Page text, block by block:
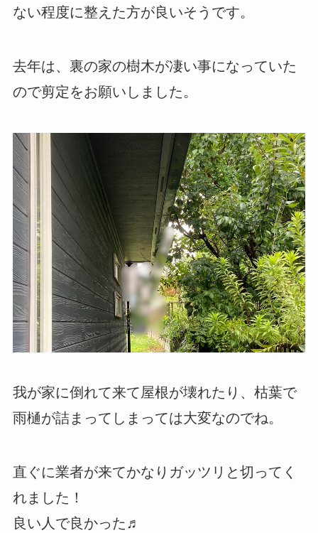
ない程度に整えた方が良いそうです。
去年は、裏の家の樹木が凄い事になっていた
ので剪定をお願いしました。
我が家に倒れて来て屋根が壊れたり、枯葉で
雨樋が詰まってしまっては大変なのでね。
直ぐに業者が来てかなりガッツリと切ってく
れました！
良い人で良かった♬